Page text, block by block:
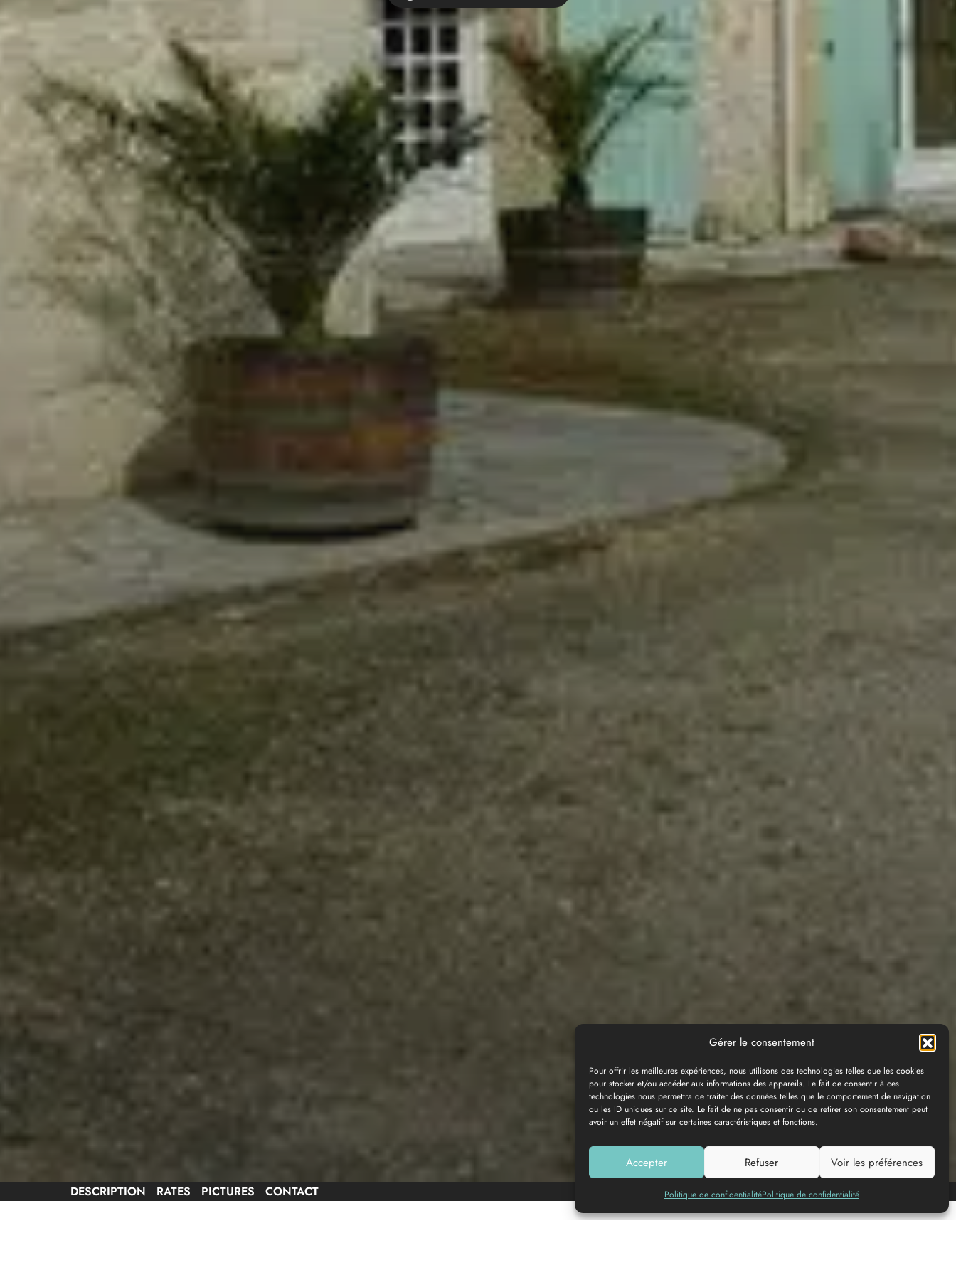
Gérer le consentement
Pour offrir les meilleures expériences, nous utilisons des technologies telles que les cookies
pour stocker et/ou accéder aux informations des appareils. Le fait de consentir à ces
technologies nous permettra de traiter des données telles que le comportement de navigation
ou les ID uniques sur ce site. Le fait de ne pas consentir ou de retirer son consentement peut
avoir un effet négatif sur certaines caractéristiques et fonctions.
Accepter Refuser Voir les préférences
Politique de confidentialitéPolitique de confidentialité
DESCRIPTION RATES PICTURES CONTACT Add to my list
© DINUM (data.gouv.fr)© OpenMapTiles© Contributeurs